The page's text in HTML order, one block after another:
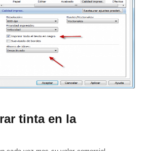
tinta en la